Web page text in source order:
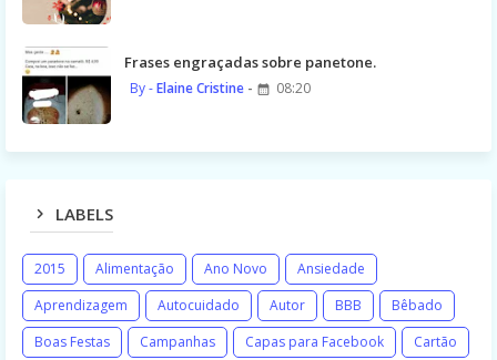
Frases engraçadas sobre panetone.
Elaine Cristine 08:20
LABELS
2015 Alimentação Ano Novo
Ansiedade
Aprendizagem
Autocuidado Autor BBB
Bêbado
Boas Festas
Campanhas Capas para Facebook
Cartão